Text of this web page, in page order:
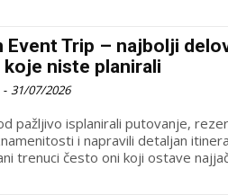
Event Trip – najbolji
koje niste planirali
- 31/07/2026
pažljivo isplanirali putovanje,
i napravili detaljan
trenuci često oni koji ostave